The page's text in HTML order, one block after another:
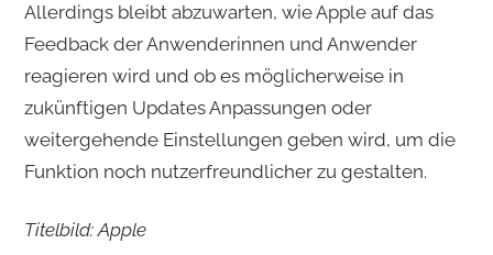
Allerdings bleibt abzuwarten, wie Apple auf das
Feedback der Anwenderinnen und Anwender
reagieren wird und ob es möglicherweise in
zukünftigen Updates Anpassungen oder
weitergehende Einstellungen geben wird, um die
Funktion noch nutzerfreundlicher zu gestalten.
Titelbild: Apple